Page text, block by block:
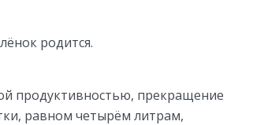
родится.
продуктивностью, прекращение
равном четырём литрам,